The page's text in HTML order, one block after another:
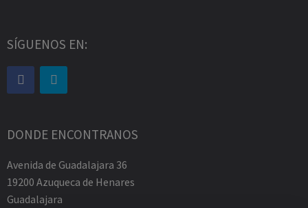
SÍGUENOS EN:
DONDE ENCONTRANOS
Avenida de Guadalajara 36
19200 Azuqueca de Henares
Guadalajara